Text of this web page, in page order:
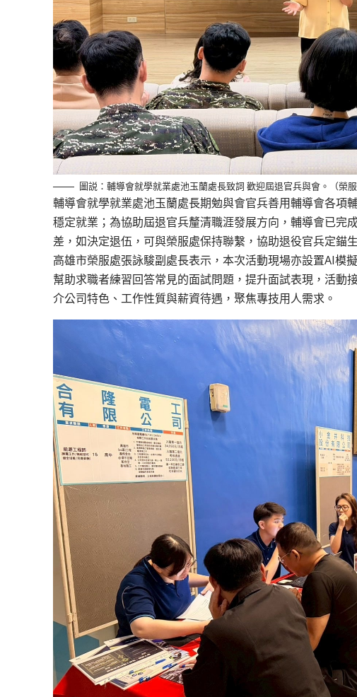
圖説：輔導會就學就業處池玉蘭處長致詞 歡迎屆退官兵與會。（榮服
輔導會就學就業處池玉蘭處長期勉與會官兵善用輔導會各項
穩定就業；為協助屆退官兵釐清職涯發展方向，輔導會已完
差，如決定退伍，可與榮服處保持聯繫，協助退役官兵定錨
高雄市榮服處張詠駿副處長表示，本次活動現場亦設置AI模
幫助求職者練習回答常見的面試問題，提升面試表現，活動
介公司特色、工作性質與薪資待遇，聚焦專技用人需求。